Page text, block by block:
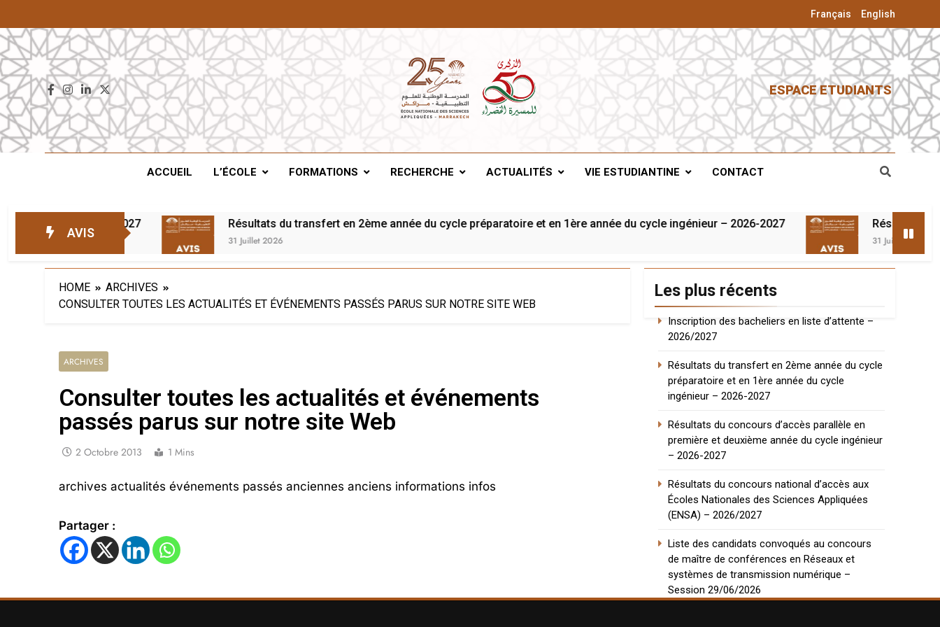
Français English
ENSA De Marrakech
ESPACE ETUDIANTS
ACCUEIL L’ÉCOLE FORMATIONS RECHERCHE ACTUALITÉS VIE ESTUDIANTINE CONTACT
AVIS
– 2026/2027 Résultats du transfert en 2ème année du cycle préparatoire et en 1ère année du cycle ingénieur – 2026-2027
31 Juillet 2026
Résultats du
31 Juillet 2026
HOME
ARCHIVES
CONSULTER TOUTES LES ACTUALITÉS ET ÉVÉNEMENTS PASSÉS PARUS SUR NOTRE SITE WEB
ARCHIVES
Consulter toutes les actualités et événements
passés parus sur notre site Web
2 Octobre 2013 1 Mins
archives actualités événements passés anciennes anciens informations infos
Partager :
Les plus récents
Inscription des bacheliers en liste d’attente –
2026/2027
Résultats du transfert en 2ème année du cycle
préparatoire et en 1ère année du cycle
ingénieur – 2026-2027
Résultats du concours d’accès parallèle en
première et deuxième année du cycle ingénieur
– 2026-2027
Résultats du concours national d’accès aux
Écoles Nationales des Sciences Appliquées
(ENSA) – 2026/2027
Liste des candidats convoqués au concours
de maître de conférences en Réseaux et
systèmes de transmission numérique –
Session 29/06/2026